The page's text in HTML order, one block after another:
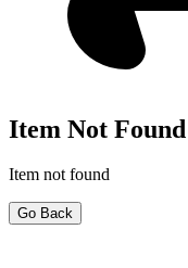
Item Not Found
Item not found
Go Back